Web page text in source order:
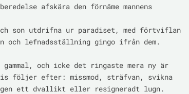
afskära den förnäme mannens
son utdrifna ur paradiset, med förtviflan
och lefnadsställning gingo ifrån dem.
och icke det ringaste mera ny är
följer efter: missmod, sträfvan, svikna
ett dvallikt eller resigneradt lugn.